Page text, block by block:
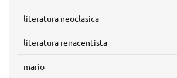
literatura neoclasica
literatura renacentista
mario